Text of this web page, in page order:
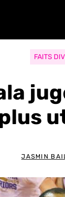
FAITS
JASMIN